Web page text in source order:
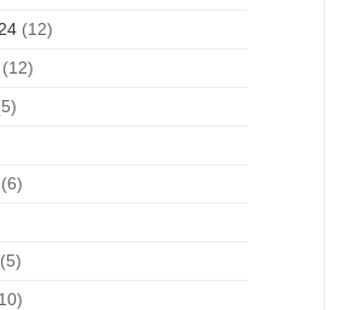
(12)
(12)
(6)
(5)